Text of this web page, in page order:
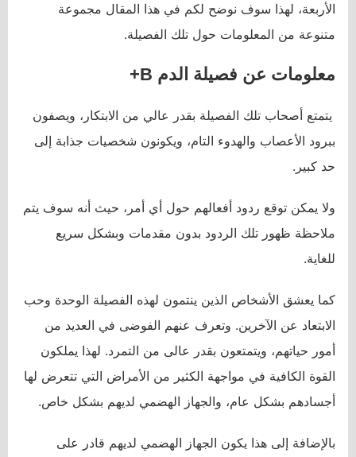
الأربعة، لهذا سوف نوضح لكم في هذا المقال مجموعة
متنوعة من المعلومات حول تلك الفصيلة.
معلومات عن فصيلة الدم B
+
يتمتع أصحاب تلك الفصيلة بقدر عالي من الابتكار، ويصفون
ببرود الأعصاب والهدوء التام، ويكونون شخصيات جذابة إلى
حد كبير.
ولا يمكن توقع ردود أفعالهم حول أي أمر، حيث أنه سوف يتم
ملاحظة ظهور تلك الردود بدون مقدمات وبشكل سريع
للغاية.
كما يعشق الأشخاص الذين ينتمون لهذه الفصيلة الوحدة وحب
الابتعاد عن الآخرين. وتعرف عنهم الفوضى في العديد من
أمور حياتهم، ويتمتعون بقدر عالى من التمرد. لهذا يملكون
القوة الكافية في مواجهة الكثير من الأمراض التي تتعرض لها
أجسادهم بشكل عام، والجهاز الهضمي لديهم بشكل خاص.
بالإضافة إلى هذا يكون الجهاز الهضمي لديهم قادر على